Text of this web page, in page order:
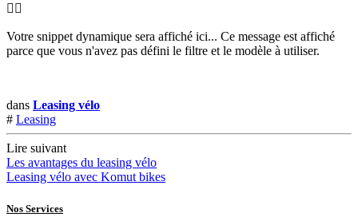
🚴‍♀️
Votre snippet dynamique sera affiché ici... Ce message est affiché
parce que vous n'avez pas défini le filtre et le modèle à utiliser.
dans Leasing vélo
# Leasing
Lire suivant
Les avantages du leasing vélo
Leasing vélo avec Komut bikes
Nos Services